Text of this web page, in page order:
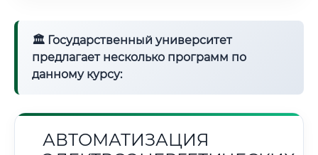
🏛 Государственный университет
предлагает несколько программ по
данному курсу:
АВТОМАТИЗАЦИЯ